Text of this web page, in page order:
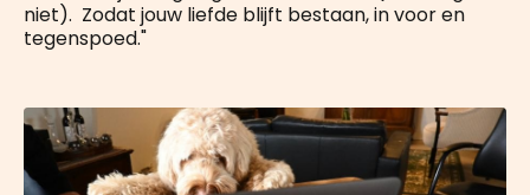
niet). Zodat jouw liefde blijft bestaan, in voor en
tegenspoed."